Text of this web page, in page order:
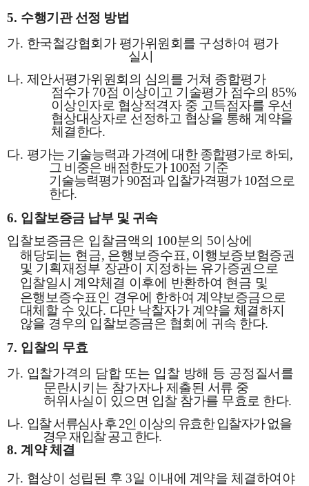
5. 수행기관 선정 방법
가. 한국철강협회가 평가위원회를 구성하여 평가
실시
나. 제안서평가위원회의 심의를 거쳐 종합평가
점수가 70점 이상이고 기술평가 점수의 85%
이상인자로 협상적격자 중 고득점자를 우선
협상대상자로 선정하고 협상을 통해 계약을
체결한다.
다. 평가는 기술능력과 가격에 대한 종합평가로 하되 ,
그 비중은 배점한도가100점 기준
기술능력평가90점과 입찰가격평가10점으로
한다.
6. 입찰보증금 납부 및 귀속
입찰보증금은 입찰금액의 100분의 5이상에
해당되는 현금, 은행보증수표, 이행보증보험증권
및 기획재정부 장관이 지정하는 유가증권으로
입찰일시 계약체결 이후에 반환하여 현금 및
은행보증수표인 경우에 한하여 계약보증금으로
대체할 수 있다. 다만 낙찰자가 계약을 체결하지
않을 경우의 입찰보증금은 협회에 귀속 한다.
7. 입찰의 무효
가. 입찰가격의 담합 또는 입찰 방해 등 공정질서를
문란시키는 참가자나제출된 서류 중
허위사실이 있으면 입찰 참가를 무효로 한다.
나. 입찰 서류심사 후2인 이상의 유효한 입찰자가 없을
경우 재입찰 공고 한다.
8. 계약 체결
가. 협상이 성립된 후 3일 이내에 계약을 체결하여야